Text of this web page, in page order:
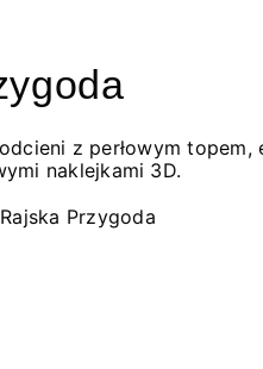
z perłowym
naklejkami 3D.